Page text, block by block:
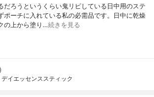
だろうというくらい鬼リピしている日中用のステ
ポーチに入れている私の必需品です。日中に乾燥
の上から塗り…続きを見る
イエッセンススティック